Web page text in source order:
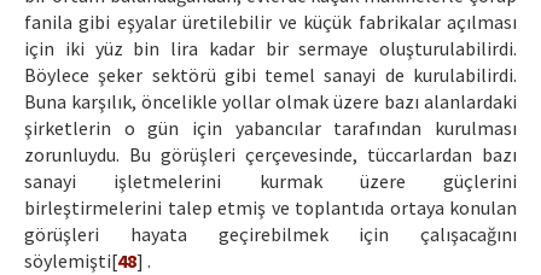
fanila gibi eşyalar üretilebilir ve küçük fabrikalar açılması
için iki yüz bin lira kadar bir sermaye oluşturulabilirdi.
Böylece şeker sektörü gibi temel sanayi de kurulabilirdi.
Buna karşılık, öncelikle yollar olmak üzere bazı alanlardaki
şirketlerin o gün için yabancılar tarafından kurulması
zorunluydu. Bu görüşleri çerçevesinde, tüccarlardan bazı
sanayi işletmelerini kurmak üzere güçlerini
birleştirmelerini talep etmiş ve toplantıda ortaya konulan
görüşleri hayata geçirebilmek için çalışacağını
söylemişti[48] .